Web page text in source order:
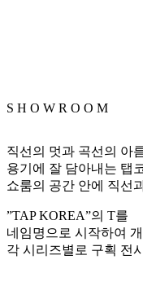
S H O W R O O M
직선의 멋과 곡선의 아
용기에 잘 담아내는 탭
쇼룸의 공간 안에 직선
”TAP KOREA”의 T를
네임명으로 시작하여
각 시리즈별로 구획 전